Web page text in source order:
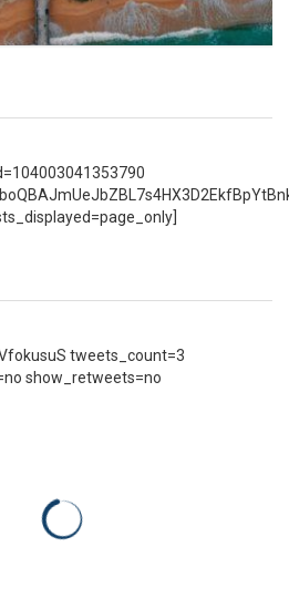
tweets_count=3
show_retweets=no